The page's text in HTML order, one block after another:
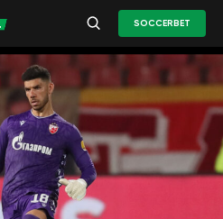
SOCCERBET